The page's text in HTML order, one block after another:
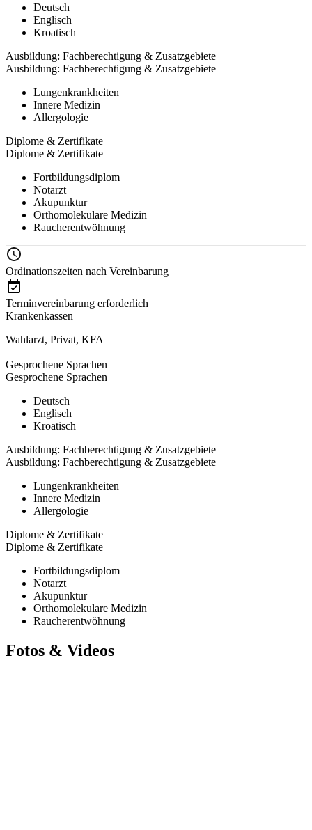
Deutsch
Englisch
Kroatisch
Ausbildung: Fachberechtigung & Zusatzgebiete
Ausbildung: Fachberechtigung & Zusatzgebiete
Lungenkrankheiten
Innere Medizin
Allergologie
Diplome & Zertifikate
Diplome & Zertifikate
Fortbildungsdiplom
Notarzt
Akupunktur
Orthomolekulare Medizin
Raucherentwöhnung
Ordinationszeiten nach Vereinbarung
Terminvereinbarung erforderlich
Krankenkassen
Wahlarzt, Privat, KFA
Gesprochene Sprachen
Gesprochene Sprachen
Deutsch
Englisch
Kroatisch
Ausbildung: Fachberechtigung & Zusatzgebiete
Ausbildung: Fachberechtigung & Zusatzgebiete
Lungenkrankheiten
Innere Medizin
Allergologie
Diplome & Zertifikate
Diplome & Zertifikate
Fortbildungsdiplom
Notarzt
Akupunktur
Orthomolekulare Medizin
Raucherentwöhnung
Fotos & Videos